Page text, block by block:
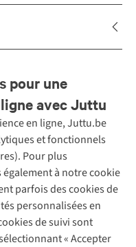
pour une
avec Juttu
en ligne, Juttu.be
et fonctionnels
Pour plus
à notre cookie
parfois des cookies de
personnalisées en
de suivi sont
« Accepter